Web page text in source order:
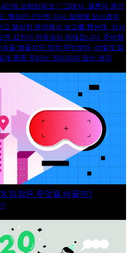
단계 프레임워크 | "그래서, 결론이 뭔가
. 핵심만 간단히 다시 설명해 보시겠어
고 열심히 분석해서 보고를 했는데, 상사
면 갑자기 머릿속이 하얘집니다. 준비했
을 맴돌지만 정작 무엇부터, 어떻게 말
게 종종 우리는 '정리되지 않는 생각
임장은 무엇을 바꿀까?
?